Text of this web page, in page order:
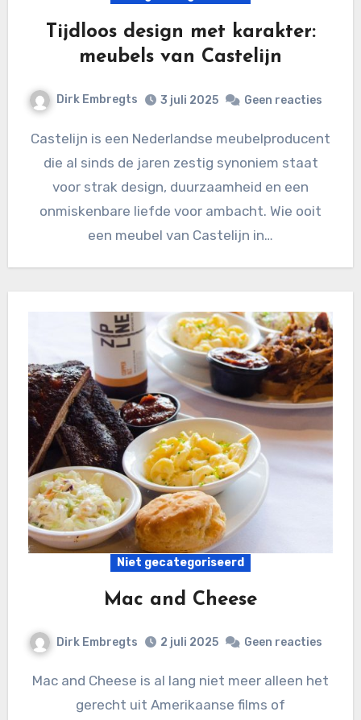
Tijdloos design met karakter:
meubels van Castelijn
Dirk Embregts 3 juli 2025 Geen reacties
Castelijn is een Nederlandse meubelproducent
die al sinds de jaren zestig synoniem staat
voor strak design, duurzaamheid en een
onmiskenbare liefde voor ambacht. Wie ooit
een meubel van Castelijn in…
Niet gecategoriseerd
Mac and Cheese
Dirk Embregts 2 juli 2025 Geen reacties
Mac and Cheese is al lang niet meer alleen het
gerecht uit Amerikaanse films of